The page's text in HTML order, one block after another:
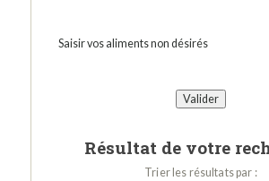
Saisir vos aliments non désirés
Résultat de votre
Trier les résultats par :